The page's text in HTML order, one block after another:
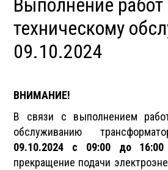
Выполнение работ
техническому
09.10.2024
ВНИМАНИЕ!
В связи с выполнением
обслуживанию
09.10.2024 с 09:00 до 16:00
прекращение подачи